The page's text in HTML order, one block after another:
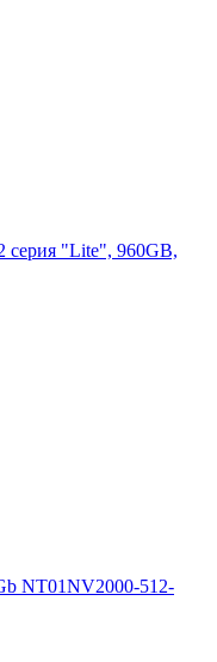
серия "Lite", 960GB,
NT01NV2000-512-